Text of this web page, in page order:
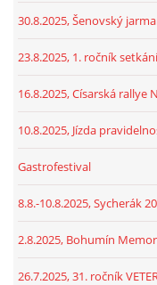
30.8.2025, Šenovský
23.8.2025, 1. ročník
16.8.2025, Císarská rallye
10.8.2025, Jízda
Gastrofestival
8.8.-10.8.2025, Sycherák
2.8.2025, Bohumín
26.7.2025, 31. ročník